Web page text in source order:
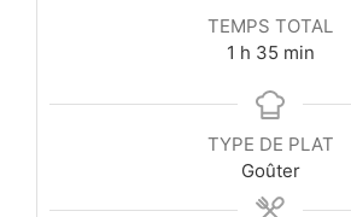
TEMPS TOTAL
1 heure
h 35minutes
min
TYPE DE PLAT
Goûter